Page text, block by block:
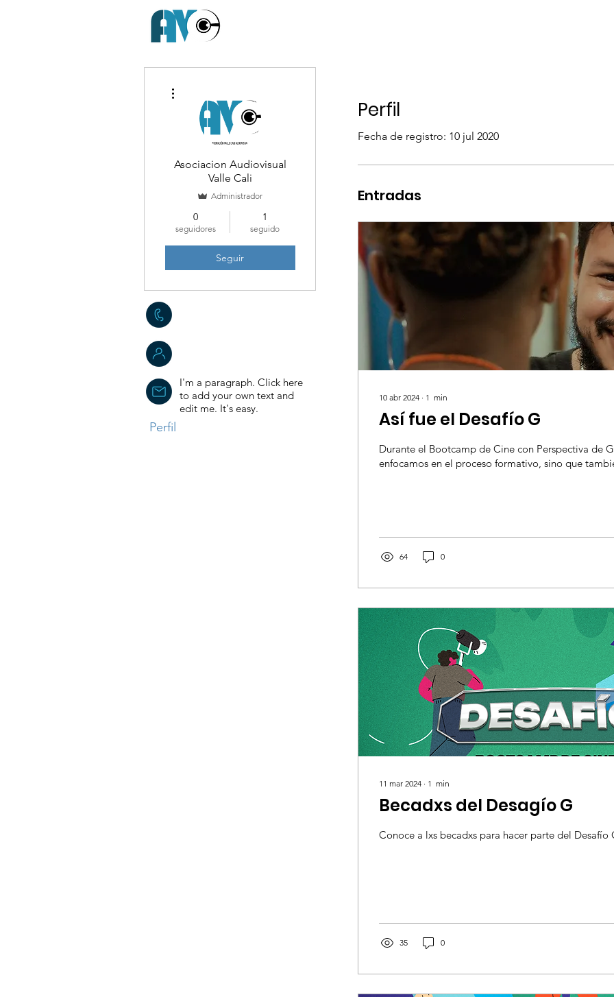
Perfil
Fecha de registro: 10 jul 2020
Entradas
10 abr 2024 ∙ 1 min
Así fue el Desafío G
Durante el Bootcamp de Cine con Perspectiva de
enfocamos en el proceso formativo, sino que
64 0
11 mar 2024 ∙ 1 min
Becadxs del Desagío G
Conoce a lxs becadxs para hacer parte del Desafío
35 0
Asociacion Audiovisual
Valle Cali
Administrador
0
seguidores
1
seguido
Seguir
I'm a paragraph. Click here
to add your own text and
edit me. It's easy.
Perfil